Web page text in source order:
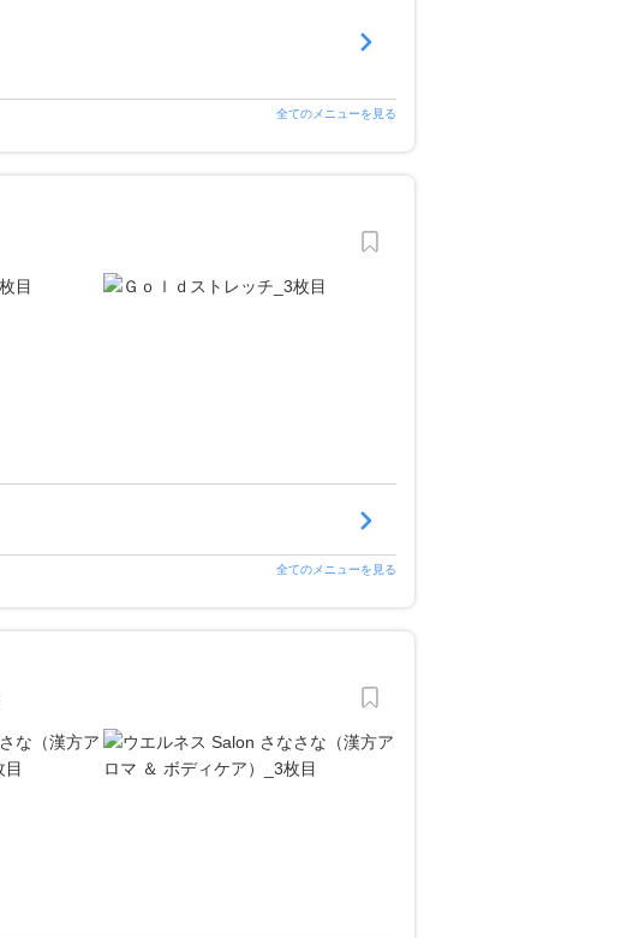
全てのメニューを見る
全てのメニューを見る